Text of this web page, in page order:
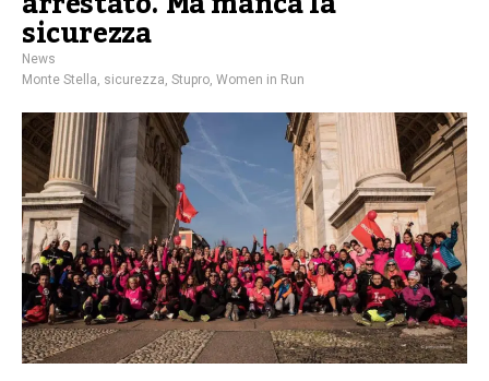
sicurezza
News
Monte Stella sicurezza Stupro Women in Run